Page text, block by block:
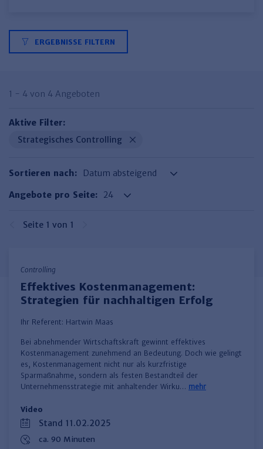
Sozialrecht
Compliance
SGB & Sozialwesen
Betriebliches
Gesundheitsmanagement
Finden Sie Ihr Thema
Haufe Finance Office
Haufe Zeugnis Manager
Sozialrechtprodukte
Haufe Arbeitsschutz
Haufe TVöD/TV-L Office
ERGEBNISSE FILTERN
1 - 4 von 4 Angeboten
Aktive Filter:
Strategisches Controlling
Sortieren nach:
Angebote pro Seite:
Seite 1 von 1
Controlling
Effektives Kostenmanagement:
Strategien für nachhaltigen Erfolg
Ihr Referent: Hartwin Maas
Bei abnehmender Wirtschaftskraft gewinnt effektives
Kostenmanagement zunehmend an Bedeutung. Doch wie gelingt
es, Kostenmanagement nicht nur als kurzfristige
Sparmaßnahme, sondern als festen Bestandteil der
Unternehmensstrategie mit anhaltender Wirku… mehr
Video
Stand 11.02.2025
ca. 90 Minuten